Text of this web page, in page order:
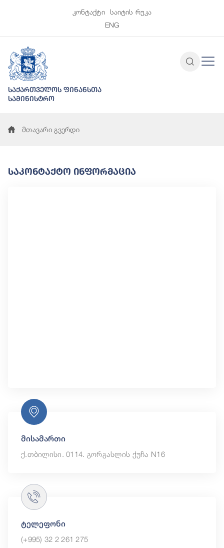
კონტაქტი
საიტის რუკა
ENG
საქართველოს ფინანსთა
სამინისტრო
მთავარი გვერდი
Საკონტაქტო Ინფორმაცია
მისამართი
ქ.თბილისი. 0114. გორგასლის ქუჩა N16
ტელეფონი
(+995) 32 2 261 275